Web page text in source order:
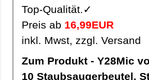
Top-Qualität.✓
Preis ab 16,99EUR
inkl. Mwst, zzgl. Versand
Zum Produkt - Y28Mic
10 Staubsaugerbeutel, Staubbeutel Y28Mic pro